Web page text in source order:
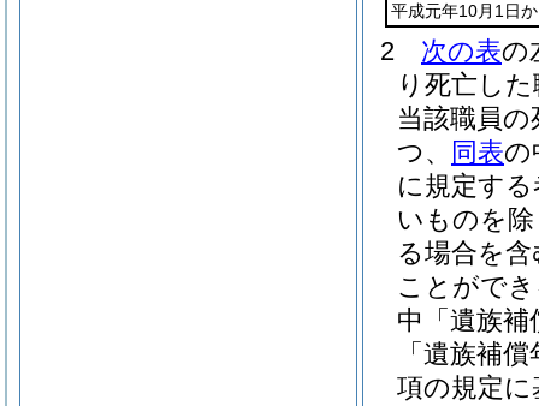
平成元年10月1日
2 次の表の
り死亡し
当該職員
つ、
同表の
に規定す
いものを
る場合を含
ことがで
中「遺族
「遺族補
項の規定